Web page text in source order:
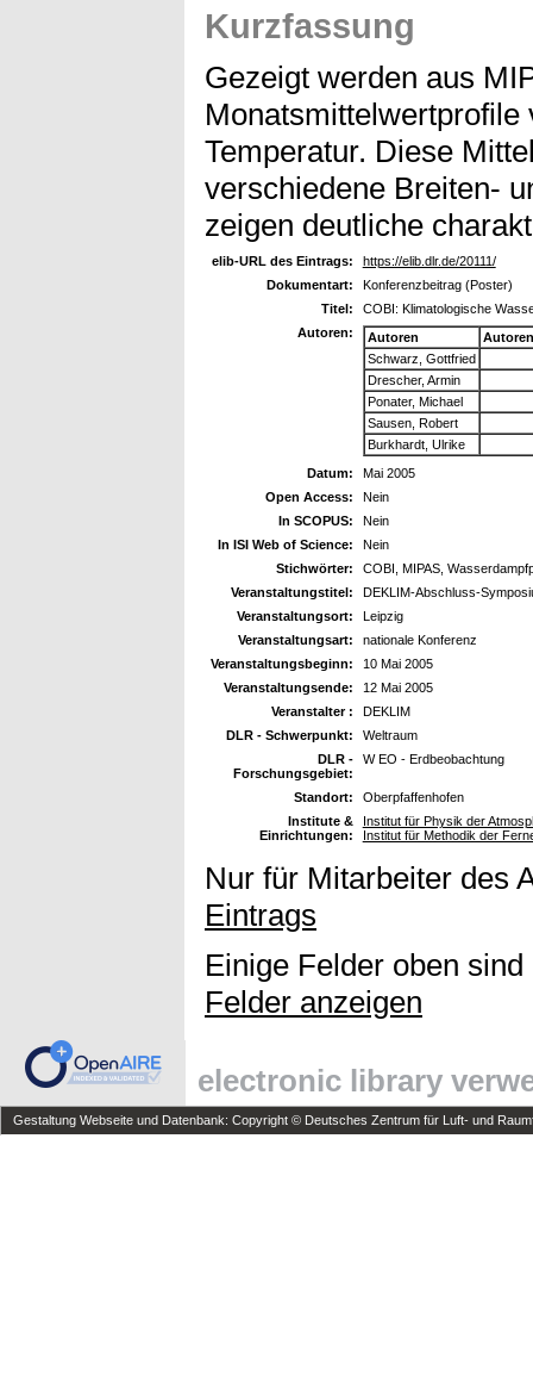
Kurzfassung
Gezeigt werden aus
Temperatur. Diese
verschiedene Breiten-
zeigen deutliche
elib-URL des Eintrags:
https://elib.dlr.de/20111/
Dokumentart:
Konferenzbeitrag (Poster)
Titel:
COBI: Klimatologische
Autoren:
Autoren
Schwarz, Gottfried
Drescher, Armin
Ponater, Michael
Sausen, Robert
Burkhardt, Ulrike
Datum:
Mai 2005
Open Access:
Nein
In SCOPUS:
Nein
In ISI Web of Science:
Nein
Stichwörter:
COBI, MIPAS,
Veranstaltungstitel:
DEKLIM-Abschluss-
Veranstaltungsort:
Leipzig
Veranstaltungsart:
nationale Konferenz
Veranstaltungsbeginn:
10 Mai 2005
Veranstaltungsende:
12 Mai 2005
Veranstalter :
DEKLIM
DLR - Schwerpunkt:
Weltraum
DLR -
Forschungsgebiet:
W EO - Erdbeobachtung
Standort:
Oberpfaffenhofen
Institute &
Einrichtungen:
Institut für Physik der
Institut für Methodik der
Nur für Mitarbeiter des
Eintrags
Einige Felder oben
Felder anzeigen
electronic library
Gestaltung Webseite und Datenbank: Copyright © Deutsches Zentrum für Luft- und